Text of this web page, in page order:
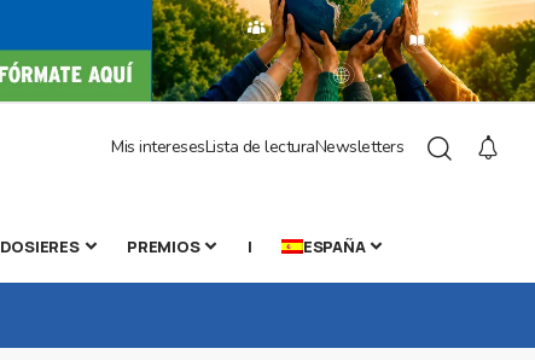
Mis interesesLista de lecturaNewsletters
DOSIERES PREMIOS | ESPAÑA